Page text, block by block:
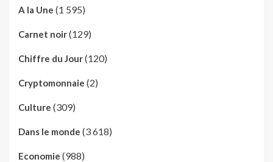
A la Une (1 595)
Carnet noir(129)
Chiffre du Jour(120)
Cryptomonnaie (2)
Culture (309)
Dans le monde (3 618)
Economie (988)